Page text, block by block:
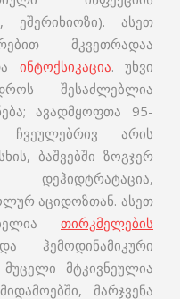
ეშერიხიოზი). ასეთ
მკვეთრადაა
ინტოქსიკაცია. უხვი
შესაძლებლია
ავადმყოფთა 95-
ჩვეულებრივ არის
ბაშვებში ზოგჯერ
აციდოზთან. ასეთ
თირკმელების
ჰემოდინამიკური
მუცელი მტკივნეულია
მარჯვენა